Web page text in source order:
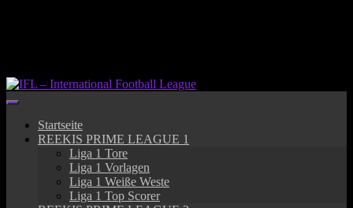
Startseite
REEKIS PRIME LEAGUE 1
Liga 1 Tore
Liga 1 Vorlagen
Liga 1 Weiße Weste
Liga 1 Top Scorer